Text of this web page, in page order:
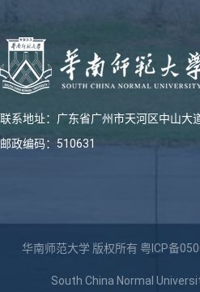
联系地址：广东省广州市天河区中山大
邮政编码：510631
华南师范大学 版权所有 粤ICP备
South China Normal